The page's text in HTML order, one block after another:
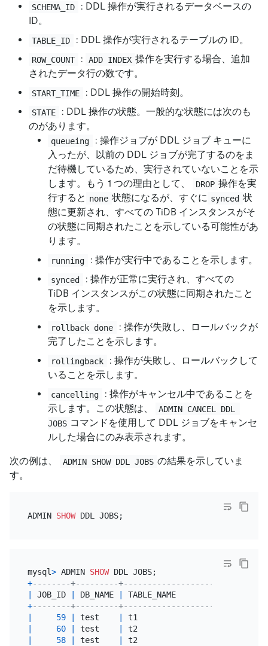
SCHEMA_ID
: DDL 操作が実行されるデータベースの
ID。
TABLE_ID : DDL 操作が実行されるテーブルの ID。
ROW_COUNT : ADD INDEX 操作を実行する場合、追加
されたデータ行の数です。
START_TIME : DDL 操作の開始時刻。
STATE
: DDL 操作の状態。一般的な状態には次のも
のがあります。
queueing
: 操作ジョブが DDL ジョブ キューに
入ったが、以前の DDL ジョブが完了するのをま
だ待機しているため、実行されていないことを示
します。もう 1 つの理由として、
DROP 操作を実
行すると none 状態になるが、すぐに synced 状
態に更新され、すべての TiDB インスタンスがそ
の状態に同期されたことを示している可能性があ
ります。
running : 操作が実行中であることを示します。
synced
: 操作が正常に実行され、すべての
TiDB インスタンスがこの状態に同期されたこと
を示します。
rollback done
: 操作が失敗し、ロールバックが
完了したことを示します。
rollingback
: 操作が失敗し、ロールバックして
いることを示します。
cancelling
: 操作がキャンセル中であることを
示します。この状態は、
ADMIN CANCEL DDL
JOBS コマンドを使用して DDL ジョブをキャンセ
ルした場合にのみ表示されます。
次の例は、 ADMIN SHOW DDL JOBS の結果を示していま
す。
ADMIN SHOW
mysql> ADMIN SHOW
+--------+---------+--------------------
JOB_ID DB_NAME TABLE_NAME
+--------+---------+--------------------
59 test t1
60 test t2
58 test t2